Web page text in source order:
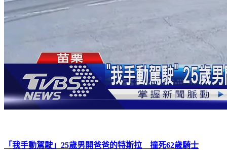
「我手動駕駛」25歲男開爸爸的特斯拉 撞死62歲騎士